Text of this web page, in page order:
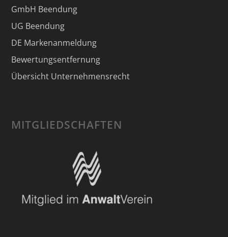
GmbH Beendung
UG Beendung
DE Markenanmeldung
Bewertungsentfernung
Übersicht Unternehmensrecht
MITGLIEDSCHAFTEN